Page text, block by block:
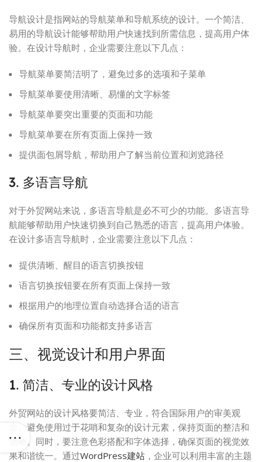
导航设计是指网站的导航菜单和导航系统的设计。一个简洁、
易用的导航设计能够帮助用户快速找到所需信息，提高用户体
验。在设计导航时，企业需要注意以下几点：
导航菜单要简洁明了，避免过多的选项和子菜单
导航菜单要使用清晰、易懂的文字标签
导航菜单要突出重要的页面和功能
导航菜单要在所有页面上保持一致
提供面包屑导航，帮助用户了解当前位置和浏览路径
3. 多语言导航
对于外贸网站来说，多语言导航是必不可少的功能。多语言导
航能够帮助用户快速切换到自己熟悉的语言，提高用户体验。
在设计多语言导航时，企业需要注意以下几点：
提供清晰、醒目的语言切换按钮
语言切换按钮要在所有页面上保持一致
根据用户的地理位置自动选择合适的语言
确保所有页面和功能都支持多语言
三、视觉设计和用户界面
1. 简洁、专业的设计风格
外贸网站的设计风格要简洁、专业，符合国际用户的审美观
念。避免使用过于花哨和复杂的设计元素，保持页面的整洁和
清晰。同时，要注意色彩搭配和字体选择，确保页面的视觉效
果和谐统一。通过WordPress建站 ，企业可以利用丰富的主题